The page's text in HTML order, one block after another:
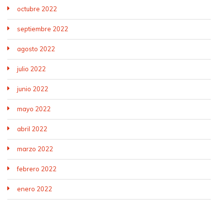
octubre 2022
septiembre 2022
agosto 2022
julio 2022
junio 2022
mayo 2022
abril 2022
marzo 2022
febrero 2022
enero 2022